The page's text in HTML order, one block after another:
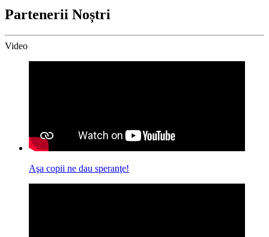
Partenerii Noștri
Video
Aşa copii ne dau speranţe!